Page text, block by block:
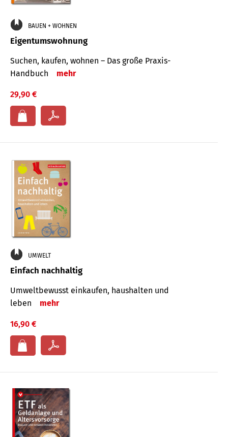
BAUEN + WOHNEN
Eigentumswohnung
Suchen, kaufen, wohnen – Das große Praxis-
Handbuch
mehr
29,90 €
UMWELT
Einfach nachhaltig
Umweltbewusst einkaufen, haushalten und
leben
mehr
16,90 €